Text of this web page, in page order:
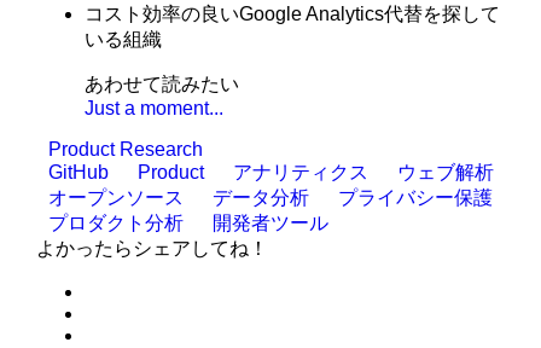
コスト効率の良いGoogle Analytics代替を探して
いる組織
あわせて読みたい
Just a moment...
Product Research
GitHub
Product アナリティクス
ウェブ解析
オープンソース
データ分析
プライバシー保護
プロダクト分析
開発者ツール
よかったらシェアしてね！